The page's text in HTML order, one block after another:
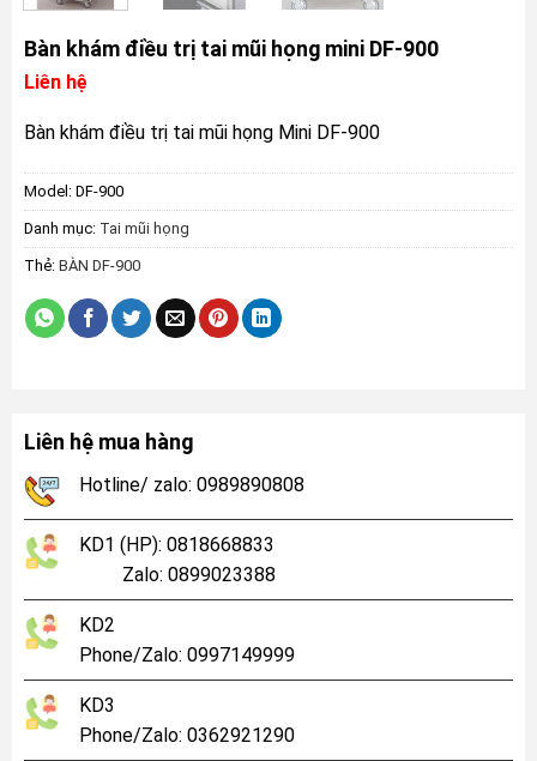
Bàn khám điều trị tai mũi họng mini DF-900
Liên hệ
Bàn khám điều trị tai mũi họng Mini DF-900
Model: DF-900
Danh mục: Tai mũi họng
Thẻ: BÀN DF-900
Liên hệ mua hàng
Hotline/ zalo: 0989890808
KD1 (HP): 0818668833
Zalo: 0899023388
KD2
Phone/Zalo: 0997149999
KD3
Phone/Zalo: 0362921290